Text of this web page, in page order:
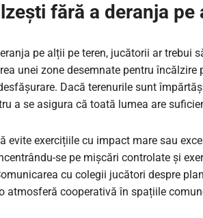
fără a deranja pe
pe alții pe teren, jucătorii ar trebui
unei zone desemnate pentru
Dacă terenurile sunt
a se asigura că toată lumea are
evite exercițiile cu impact mare sau
se pe mișcări controlate și
cu colegii jucători despre
atmosferă cooperativă în spațiile